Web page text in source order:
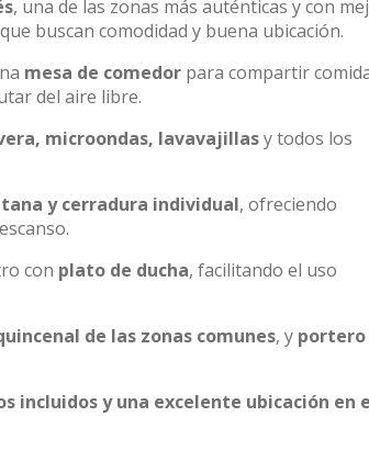
, una de las zonas más auténticas y con
buscan comodidad y buena ubicación.
mesa de comedor para compartir
del aire libre.
microondas, lavavajillasy todos los
y cerradura individual, ofreciendo
con plato de ducha, facilitando el uso
de las zonas comunes, y portero
incluidos y una excelente ubicación en